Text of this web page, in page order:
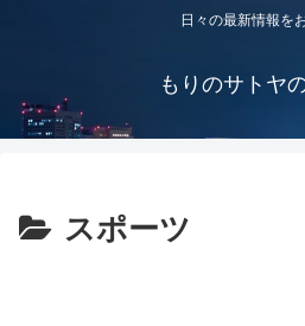
日々の最新情報を
もりのサトヤ
スポーツ